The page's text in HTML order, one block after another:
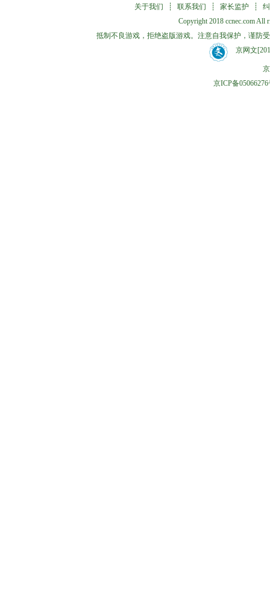
关于我们 ┊ 联系我们 ┊ 家长监护 ┊
Copyright 2018 ccnec.com
抵制不良游戏，拒绝盗版游戏。注意自我保护，谨防
京网文
京ICP备05066276